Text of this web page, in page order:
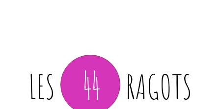
LES 44 RAGOTS